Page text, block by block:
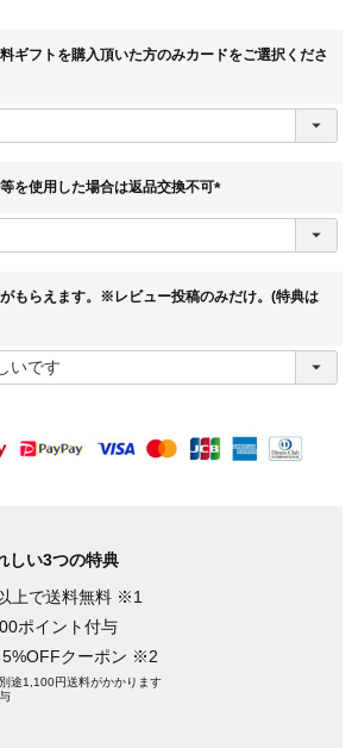
ギフトを購入頂いた方のみカードをご選択くださ
を使用した場合は返品交換不可
須
もらえます。※レビュー投稿のみだけ。(特典は
しい3つの特典
上で送料無料 ※1
ポイント付与
5%OFFクーポン ※2
途1,100円送料がかかります